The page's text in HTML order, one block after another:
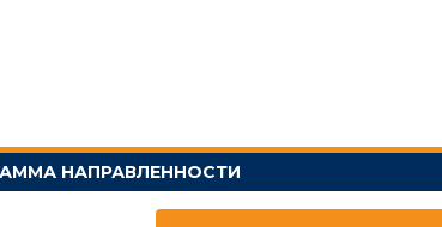
НАПРАВЛЕННОСТИ